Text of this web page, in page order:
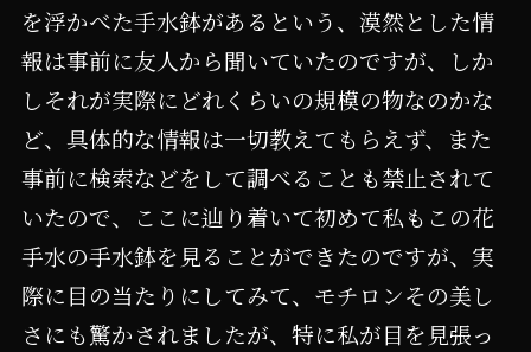
を浮かべた手水鉢があるという、漠然とした情
報は事前に友人から聞いていたのですが、しか
しそれが実際にどれくらいの規模の物なのかな
ど、具体的な情報は一切教えてもらえず、また
事前に検索などをして調べることも禁止されて
いたので、ここに辿り着いて初めて私もこの花
手水の手水鉢を見ることができたのですが、実
際に目の当たりにしてみて、モチロンその美し
さにも驚かされましたが、特に私が目を見張っ